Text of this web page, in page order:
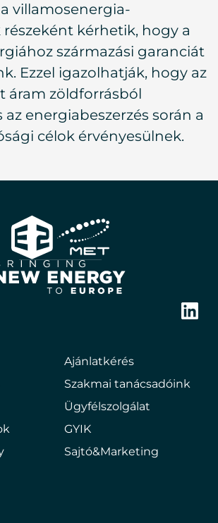
villamosenergia-
részeként kérhetik, hogy a
származási garanciát
Ezzel igazolhatják, hogy az
áram zöldforrásból
az energiabeszerzés során a
célok érvényesülnek.
E2
Hungary
Ajánlatkérés
Szakmai tanácsadóink
Ügyfélszolgálat
GYIK
Sajtó&Marketing